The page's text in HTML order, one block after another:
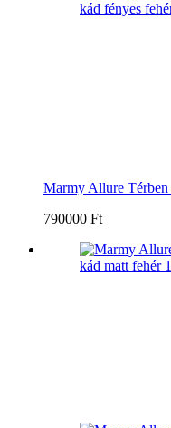
Marmy Allure
790000 Ft